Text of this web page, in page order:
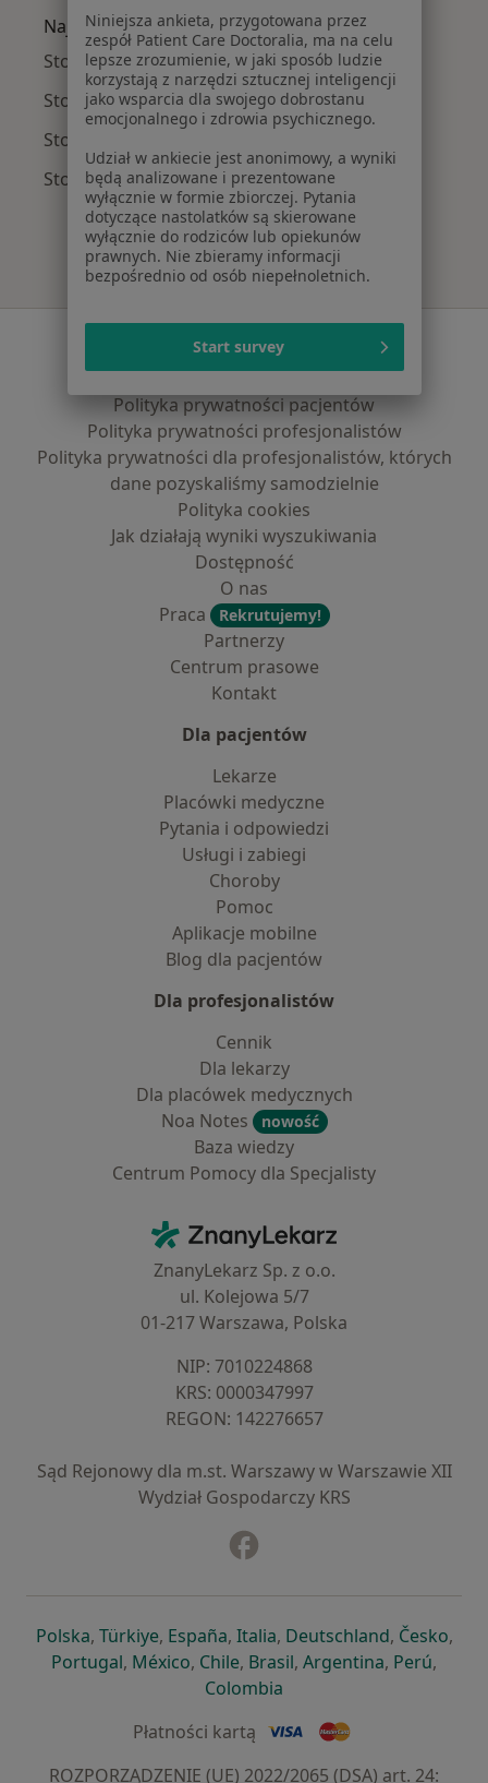
Najpopularniejsze ubezpieczenia
Stomatolodzy z Signal Iduna w Sopocie
Stomatolodzy z POLMED w Sopocie
Stomatolodzy z TU Zdrowie w Sopocie
Stomatolodzy z Medicover w Sopocie
Serwis
Regulamin
Polityka prywatności pacjentów
Polityka prywatności profesjonalistów
Polityka prywatności dla profesjonalistów, których
dane pozyskaliśmy samodzielnie
Polityka cookies
Jak działają wyniki wyszukiwania
Dostępność
O nas
Praca
Rekrutujemy!
Partnerzy
Centrum prasowe
Kontakt
Dla pacjentów
Lekarze
Placówki medyczne
Pytania i odpowiedzi
Usługi i zabiegi
Choroby
Pomoc
Aplikacje mobilne
Blog dla pacjentów
Dla profesjonalistów
Cennik
Dla lekarzy
Dla placówek medycznych
Noa Notes
nowość
Baza wiedzy
Centrum Pomocy dla Specjalisty
ZnanyLekarz - Strona główna
ZnanyLekarz Sp. z o.o.
ul. Kolejowa 5/7
01-217 Warszawa, Polska
NIP: ⁠7010224868
KRS: ⁠0000347997
REGON: ⁠142276657
Sąd Rejonowy dla m.st. Warszawy w Warszawie XII
Wydział Gospodarczy KRS
Polskaotwiera się w nowej karcie
, Türkiyeotwiera się w nowej karcie
, Españaotwiera się w nowej karcie
, Italiaotwiera się w nowej
, Deutschlandotwiera się
, Česko,
Portugalotwiera się w nowej karcie
, Méxicootwiera się w nowej karcie
, Chileotwiera się w nowej karcie
, Brasilotwiera się w nowej
, Argentinaotwiera się
, Perú,
Colombia
Płatności kartą
ROZPORZĄDZENIE (UE) 2022/2065 (DSA) art. 24:
Niniejsza ankieta, przygotowana przez
zespół Patient Care Doctoralia, ma na celu
lepsze zrozumienie, w jaki sposób ludzie
korzystają z narzędzi sztucznej inteligencji
jako wsparcia dla swojego dobrostanu
emocjonalnego i zdrowia psychicznego.
Udział w ankiecie jest anonimowy, a wyniki
będą analizowane i prezentowane
wyłącznie w formie zbiorczej. Pytania
dotyczące nastolatków są skierowane
wyłącznie do rodziców lub opiekunów
prawnych. Nie zbieramy informacji
bezpośrednio od osób niepełnoletnich.
Start survey